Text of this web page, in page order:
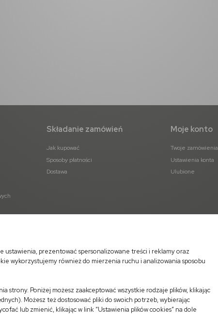
Składanie zamówień
Jak kupować
Sposoby płatności
Dostawa
Moje konto
Twoje zamówienia
Ustawienia konta
Ulubione
ustawienia, prezentować spersonalizowane treści i reklamy oraz
wykorzystujemy również do mierzenia ruchu i analizowania sposobu
strony. Poniżej możesz zaakceptować wszystkie rodzaje plików, klikając
Możesz też dostosować pliki do swoich potrzeb, wybierając
lub zmienić, klikając w link “Ustawienia plików cookies” na dole